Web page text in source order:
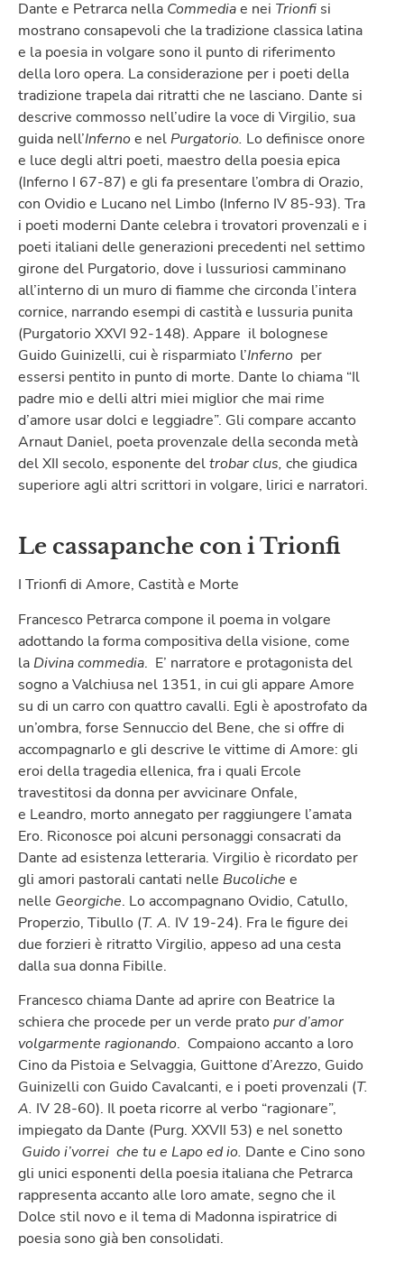
Dante e Petrarca nella Commediae nei Trionfi si
mostrano consapevoli che la tradizione classica latina
e la poesia in volgare sono il punto di riferimento
della loro opera. La considerazione per i poeti della
tradizione trapela dai ritratti che ne lasciano. Dante si
descrive commosso nell’udire la voce di Virgilio, sua
guida nell’Infernoe nelPurgatorio. Lo definisce onore
e luce degli altri poeti, maestro della poesia epica
(Inferno I 67-87) e gli fa presentare l’ombra di Orazio,
con Ovidio e Lucano nel Limbo (Inferno IV 85-93). Tra
i poeti moderni Dante celebra i trovatori provenzali e i
poeti italiani delle generazioni precedenti nel settimo
girone del Purgatorio, dove i lussuriosi camminano
all’interno di un muro di fiamme che circonda l’intera
cornice, narrando esempi di castità e lussuria punita
(Purgatorio XXVI 92-148). Appare il bolognese
Guido Guinizelli, cui è risparmiato l’Inferno per
essersi pentito in punto di morte. Dante lo chiama “Il
padre mio e delli altri miei miglior che mai rime
d’amore usar dolci e leggiadre”. Gli compare accanto
Arnaut Daniel, poeta provenzale della seconda metà
del XII secolo, esponente deltrobar clus, che giudica
superiore agli altri scrittori in volgare, lirici e narratori.
Le cassapanche con i Trionfi
I Trionfi di Amore, Castità e Morte
Francesco Petrarca compone il poema in volgare
adottando la forma compositiva della visione, come
laDivina commedia. E’ narratore e protagonista del
sogno a Valchiusa nel 1351, in cui gli appare Amore
su di un carro con quattro cavalli. Egli è apostrofato da
un’ombra, forse Sennuccio del Bene, che si offre di
accompagnarlo e gli descrive le vittime di Amore: gli
eroi della tragedia ellenica, fra i quali Ercole
travestitosi da donna per avvicinare Onfale,
e Leandro, morto annegato per raggiungere l’amata
Ero. Riconosce poi alcuni personaggi consacrati da
Dante ad esistenza letteraria. Virgilio è ricordato per
gli amori pastorali cantati nelle Bucoliche e
nelle Georgiche. Lo accompagnano Ovidio, Catullo,
Properzio, Tibullo (T. A. IV 19-24). Fra le figure dei
due forzieri è ritratto Virgilio, appeso ad una cesta
dalla sua donna Fibille.
Francesco chiama Dante ad aprire con Beatrice la
schiera che procede per un verde prato pur d’amor
volgarmente ragionando. Compaiono accanto a loro
Cino da Pistoia e Selvaggia, Guittone d’Arezzo, Guido
Guinizelli con Guido Cavalcanti, e i poeti provenzali (T.
A. IV 28-60). Il poeta ricorre al verbo “ragionare”,
impiegato da Dante (Purg. XXVII 53) e nel sonetto
Guido i’vorrei che tu e Lapo ed io. Dante e Cino sono
gli unici esponenti della poesia italiana che Petrarca
rappresenta accanto alle loro amate, segno che il
Dolce stil novo e il tema di Madonna ispiratrice di
poesia sono già ben consolidati.